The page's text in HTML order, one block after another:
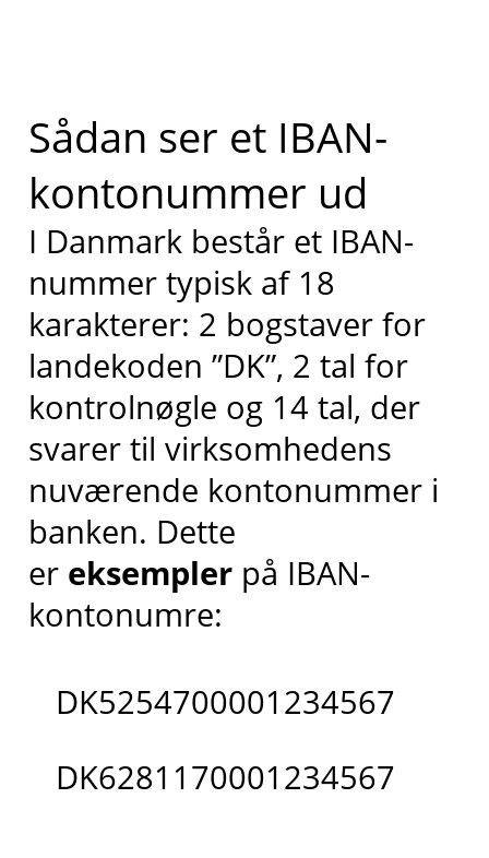
Sådan ser et IBAN-
kontonummer ud
I Danmark består et IBAN-
nummer typisk af 18
karakterer: 2 bogstaver for
landekoden ”DK”, 2 tal for
kontrolnøgle og 14 tal, der
svarer til virksomhedens
nuværende kontonummer i
banken. Dette
er eksemplerpå IBAN-
kontonumre:
DK5254700001234567
DK6281170001234567